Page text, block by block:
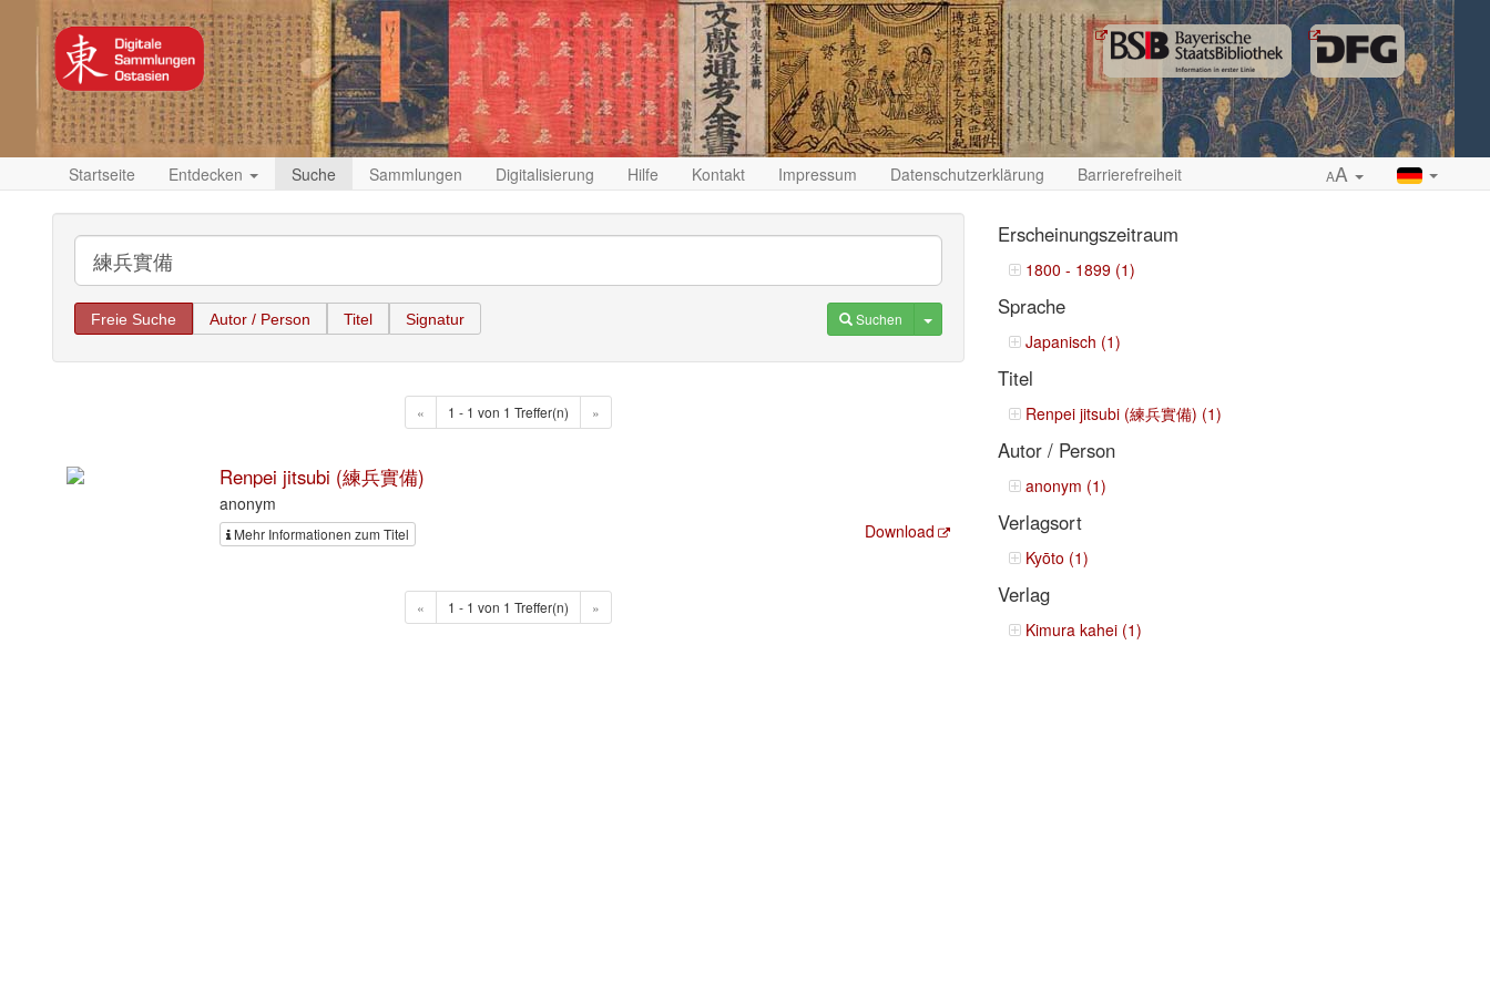
Startseite Entdecken Suche Sammlungen Digitalisierung Hilfe Kontakt Impressum Datenschutzerklärung Barrierefreiheit AA
Freie Suche Autor / Person Titel Signatur Suchen Toggle Dropdown
« 1 - 1 von 1 Treffer(n) »
Renpei jitsubi (練兵實備)
anonym
Mehr Informationen zum Titel Download
« 1 - 1 von 1 Treffer(n) »
Erscheinungszeitraum
1800 - 1899 (1)
Sprache
Japanisch (1)
Titel
Renpei jitsubi (練兵實備) (1)
Autor / Person
anonym (1)
Verlagsort
Kyōto (1)
Verlag
Kimura kahei (1)